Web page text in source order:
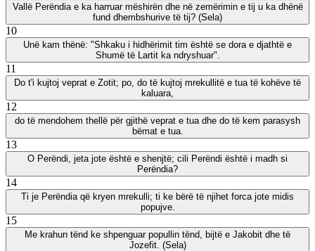
Vallë Perëndia e ka harruar mëshirën dhe në zemërimin e tij u ka dhënë
fund dhembshurive të tij? (Sela)
10
Unë kam thënë: "Shkaku i hidhërimit tim është se dora e djathtë e
Shumë të Lartit ka ndryshuar".
11
Do t'i kujtoj veprat e Zotit; po, do të kujtoj mrekullitë e tua të kohëve të
kaluara,
12
do të mendohem thellë për gjithë veprat e tua dhe do të kem parasysh
bëmat e tua.
13
O Perëndi, jeta jote është e shenjtë; cili Perëndi është i madh si
Perëndia?
14
Ti je Perëndia që kryen mrekulli; ti ke bërë të njihet forca jote midis
popujve.
15
Me krahun tënd ke shpenguar popullin tënd, bijtë e Jakobit dhe të
Jozefit. (Sela)